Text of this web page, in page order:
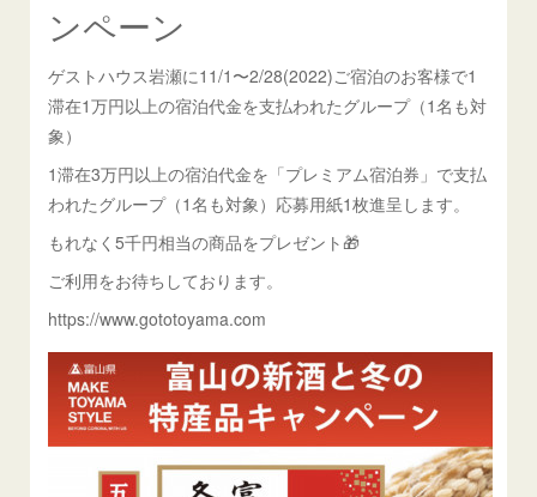
ンペーン
ゲストハウス岩瀬に11/1〜2/28(2022)ご宿泊のお客様で1
滞在1万円以上の宿泊代金を支払われたグループ（1名も対
象）
1滞在3万円以上の宿泊代金を「プレミアム宿泊券」で支払
われたグループ（1名も対象）応募用紙1枚進呈します。
もれなく5千円相当の商品をプレゼント🎁
ご利用をお待ちしております。
https://www.gototoyama.com